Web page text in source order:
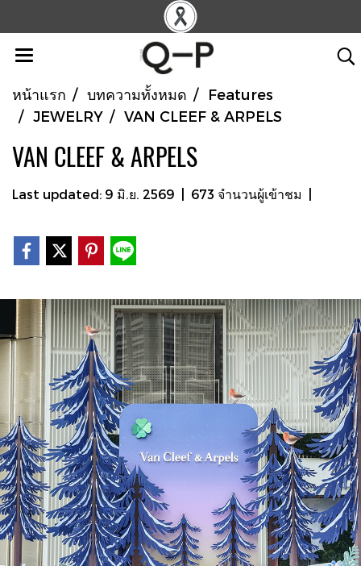
หน้าแรก บทความทั้งหมด
Features
JEWELRY
VAN CLEEF & ARPELS
VAN CLEEF & ARPELS
Last updated: 9 มิ.ย. 2569 673 จำนวนผู้เข้าชม